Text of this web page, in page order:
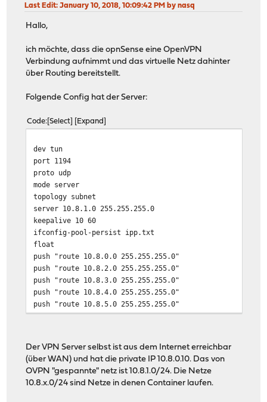
Last Edit: January 10, 2018, 10:09:42 PM by nasq
Hallo,
ich möchte, dass die opnSense eine OpenVPN
Verbindung aufnimmt und das virtuelle Netz dahinter
über Routing bereitstellt.
Folgende Config hat der Server:
Code Select Expand
dev tun
port 1194
proto udp
mode server
topology subnet
server 10.8.1.0 255.255.255.0
keepalive 10 60
ifconfig-pool-persist ipp.txt
float
push "route 10.8.0.0 255.255.255.0"
push "route 10.8.2.0 255.255.255.0"
push "route 10.8.3.0 255.255.255.0"
push "route 10.8.4.0 255.255.255.0"
push "route 10.8.5.0 255.255.255.0"
push "route 10.8.9.0 255.255.255.0"
push "route 10.8.10.0 255.255.255.0"
push "route 10.8.11.0 255.255.255.0"
push "route 10.8.12.0 255.255.255.0"
Der VPN Server selbst ist aus dem Internet erreichbar
(über WAN) und hat die private IP 10.8.0.10. Das von
OVPN "gespannte" netz ist 10.8.1.0/24. Die Netze
10.8.x.0/24 sind Netze in denen Container laufen.